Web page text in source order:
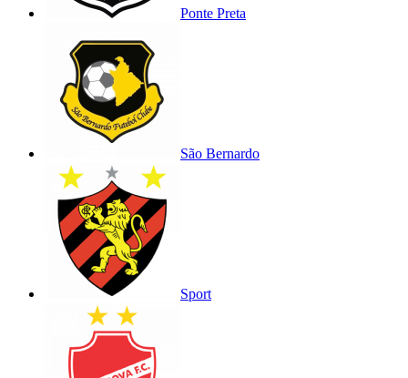
Ponte Preta
São Bernardo
Sport